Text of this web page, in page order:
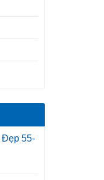
Đẹp 55-